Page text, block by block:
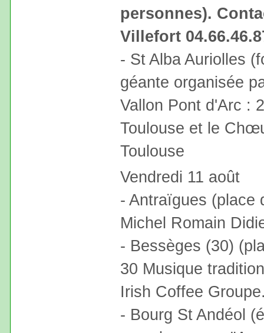
personnes).
Villefort
- St Alba Auriolles
géante organisée
Vallon Pont d'Arc :
Toulouse et le
Toulouse
Vendredi 11 août
- Antraïgues (place
Michel Romain
- Bessèges (30)
30 Musique
Irish Coffee
- Bourg St Andéol